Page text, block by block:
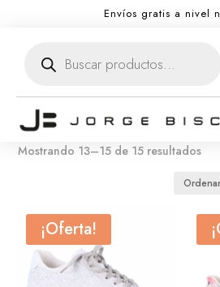
Envíos gratis a nivel
productos
Mostrando 13–15 de 15 resultados
los
¡Oferta!